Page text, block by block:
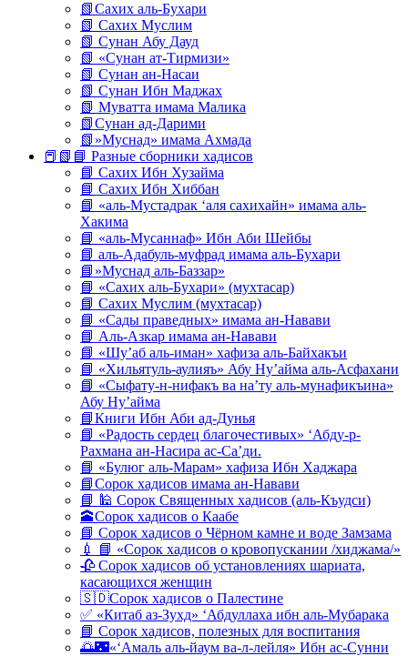
📗Сахих аль-Бухари
📗 Сахих Муслим
📗 Сунан Абу Дауд
📗 «Сунан ат-Тирмизи»
📗 Сунан ан-Насаи
📗 Сунан Ибн Маджах
📗 Муватта имама Малика
📗Сунан ад-Дарими
📗»Муснад» имама Ахмада
📕📗📘 Разные сборники хадисов
📘 Сахих Ибн Хузайма
📘 Сахих Ибн Хиббан
📘 «аль-Мустадрак ‘аля сахихайн» имама аль-
Хакима
📘 «аль-Мусаннаф» Ибн Аби Шейбы
📘 аль-Адабуль-муфрад имама аль-Бухари
📘»Муснад аль-Баззар»
📘 «Сахих аль-Бухари» (мухтасар)
📘 Сахих Муслим (мухтасар)
📘 «Сады праведных» имама ан-Навави
📘 Аль-Азкар имама ан-Навави
📘 «Шу’аб аль-иман» хафиза аль-Байхакъи
📘 «Хильятуль-аулияъ» Абу Ну’айма аль-Асфахани
📘 «Сыфату-н-нифакъ ва на’ту аль-мунафикъина»
Абу Ну’айма
📘Книги Ибн Аби ад-Дунья
📘 «Радость сердец благочестивых» ‘Абду-р-
Рахмана ан-Насира ас-Са’ди.
📘 «Булюг аль-Марам» хафиза Ибн Хаджара
📘Сорок хадисов имама ан-Навави
📘 🕌 Сорок Священных хадисов (аль-Къудси)
🕋Сорок хадисов о Каабе
📘 Сорок хадисов о Чёрном камне и воде Замзама
💉 📘 «Сорок хадисов о кровопускании /хиджама/»
🥀 Сорок хадисов об установлениях шариата,
касающихся женщин
🇸🇩Сорок хадисов о Палестине
✅ «Китаб аз-Зухд» ‘Абдуллаха ибн аль-Мубарака
📘 Сорок хадисов, полезных для воспитания
🌅🌃«‘Амаль аль-йаум ва-л-лейля» Ибн ас-Сунни